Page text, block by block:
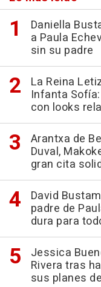
Daniella
a Paula
sin su padre
La Reina
Infanta
con looks
Arantxa de
Duval,
gran cita
David
padre de
dura para
Jessica
Rivera tras
sus planes